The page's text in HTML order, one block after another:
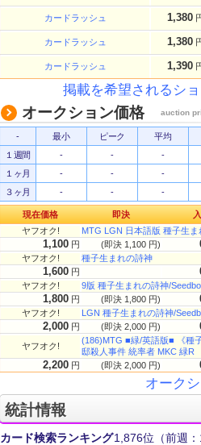
カードラッシュ 1,380
カードラッシュ 1,380
カードラッシュ 1,390
掲載を希望されるシ
オークション価格 auction
- 最小 ピーク
平均
１週間
- -
-
１ヶ月
- -
-
３ヶ月
- - -
現在価格 即決
ヤフオク!
MTG LGN 日本語版 種子生
1,100 円 (即決 1,100 円)
ヤフオク! 種子生まれの詩神
1,600 円
ヤフオク! 9版 種子生まれの詩神/
1,800 円 (即決 1,800 円)
ヤフオク! LGN 種子生まれの詩神/
2,000 円 (即決 2,000 円)
ヤフオク!
(186)MTG ■緑/英語版■ 《種
邸殺人事件 統率者 MKC 緑R
2,200 円 (即決 2,000 円)
オーク
統計情報
カード検索ランキング1,876位 （前週